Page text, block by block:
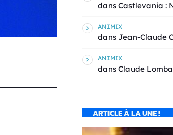
dans Castlevania :
ANIMIX
dans Jean-Claude
ANIMIX
dans Claude
ARTICLE À LA UNE !